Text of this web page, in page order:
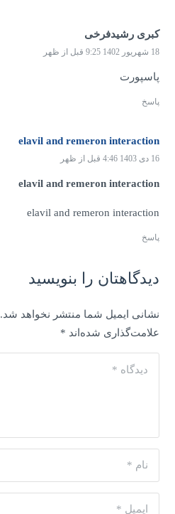
كبرى رشيدفرخى
18 شهریور 1402 9:25 قبل از ظهر
پاسپورت
پاسخ
elavil and remeron interaction
16 دی 1403 4:46 قبل از ظهر
elavil and remeron interaction
elavil and remeron interaction
پاسخ
دیدگاهتان را بنویسید
نشانی ایمیل شما منتشر نخواهد شد.
علامت‌گذاری شده‌اند *